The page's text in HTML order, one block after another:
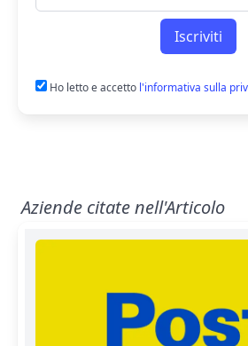
Iscriviti
Ho letto e accetto l'informativa sulla
Aziende citate nell'Articolo